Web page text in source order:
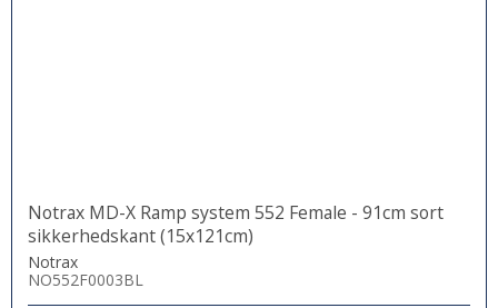
Notrax MD-X Ramp system 552 Female - 91cm sort
sikkerhedskant (15x121cm)
Notrax
NO552F0003BL